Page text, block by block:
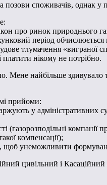
споживачів, однак у
про ринок природнього
період обчислюється
тлумачення
нікому не потрібно.
Мене найбільше
прийоми:
у адміністративних
компанії
компенсації);
щоб унеможливити
цивільний і